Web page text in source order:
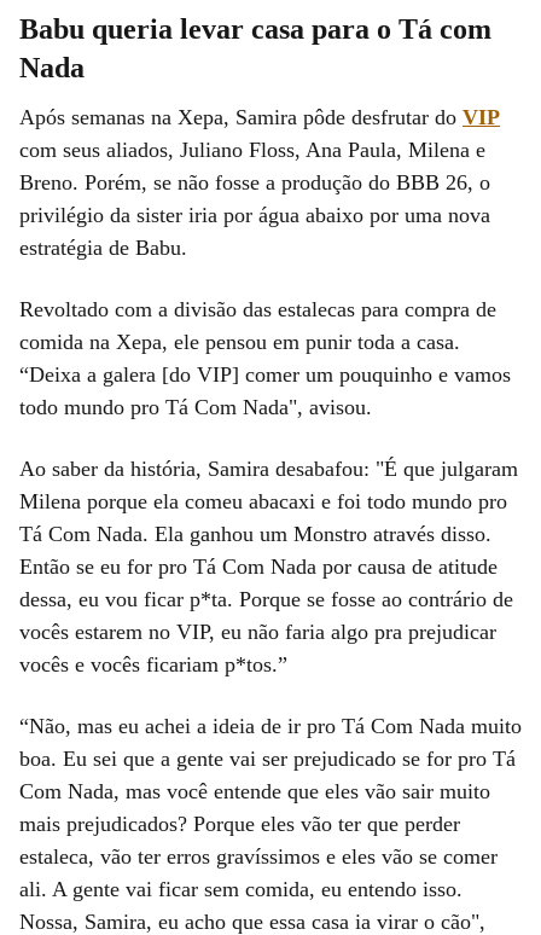
Babu queria levar casa para o Tá com
Nada
Após semanas na Xepa, Samira pôde desfrutar do VIP
com seus aliados, Juliano Floss, Ana Paula, Milena e
Breno. Porém, se não fosse a produção do BBB 26, o
privilégio da sister iria por água abaixo por uma nova
estratégia de Babu.
Revoltado com a divisão das estalecas para compra de
comida na Xepa, ele pensou em punir toda a casa.
“Deixa a galera [do VIP] comer um pouquinho e vamos
todo mundo pro Tá Com Nada", avisou.
Ao saber da história, Samira desabafou: "É que julgaram
Milena porque ela comeu abacaxi e foi todo mundo pro
Tá Com Nada. Ela ganhou um Monstro através disso.
Então se eu for pro Tá Com Nada por causa de atitude
dessa, eu vou ficar p*ta. Porque se fosse ao contrário de
vocês estarem no VIP, eu não faria algo pra prejudicar
vocês e vocês ficariam p*tos.”
“Não, mas eu achei a ideia de ir pro Tá Com Nada muito
boa. Eu sei que a gente vai ser prejudicado se for pro Tá
Com Nada, mas você entende que eles vão sair muito
mais prejudicados? Porque eles vão ter que perder
estaleca, vão ter erros gravíssimos e eles vão se comer
ali. A gente vai ficar sem comida, eu entendo isso.
Nossa, Samira, eu acho que essa casa ia virar o cão",